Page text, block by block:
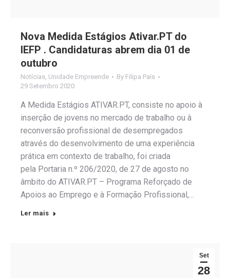
Nova Medida Estágios Ativar.PT do
IEFP . Candidaturas abrem dia 01 de
outubro
Notícias, Unidade Empreende By Filipa Pais
29 Setembro 2020
A Medida Estágios ATIVAR.PT, consiste no apoio à
inserção de jovens no mercado de trabalho ou à
reconversão profissional de desempregados
através do desenvolvimento de uma experiência
prática em contexto de trabalho, foi criada
pela Portaria n.º 206/2020, de 27 de agosto no
âmbito do ATIVAR.PT – Programa Reforçado de
Apoios ao Emprego e à Formação Profissional,…
Ler mais
Set
28